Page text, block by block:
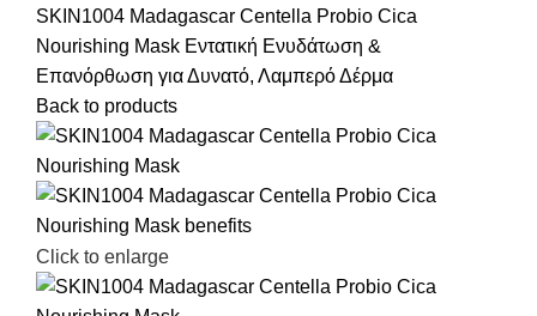
SKIN1004 Madagascar Centella Probio Cica
Nourishing Mask Εντατική Ενυδάτωση &
Επανόρθωση για Δυνατό, Λαμπερό Δέρμα
Back to products
Click to enlarge